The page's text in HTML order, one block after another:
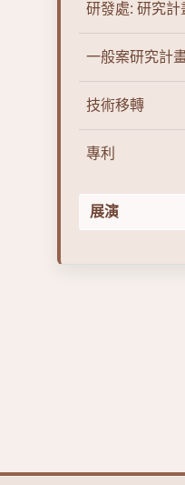
研發處: 研究計
一般案研究計
技術移轉
專利
展演